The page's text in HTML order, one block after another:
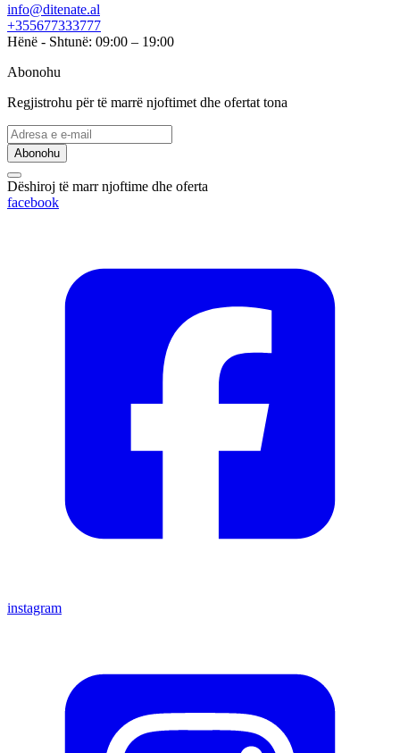
info@ditenate.al
+355677333777
Hënë - Shtunë: 09:00 – 19:00
Abonohu
Regjistrohu për të marrë njoftimet dhe ofertat tona
Abonohu
Dëshiroj të marr njoftime dhe oferta
facebook
instagram